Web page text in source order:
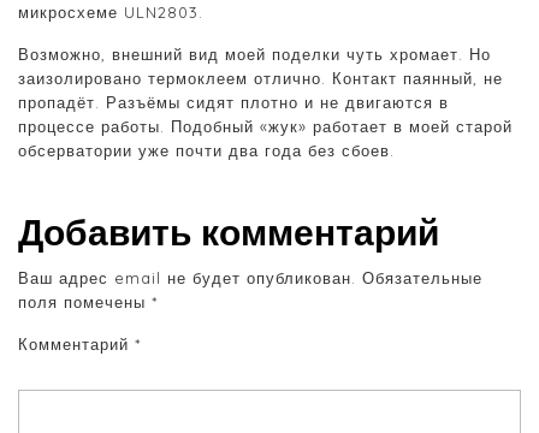
микросхеме ULN2803.
Возможно, внешний вид моей поделки чуть хромает. Но
заизолировано термоклеем отлично. Контакт паянный, не
пропадёт. Разъёмы сидят плотно и не двигаются в
процессе работы. Подобный «жук» работает в моей старой
обсерватории уже почти два года без сбоев.
Добавить комментарий
Ваш адрес email не будет опубликован.
Обязательные
поля помечены *
Комментарий *